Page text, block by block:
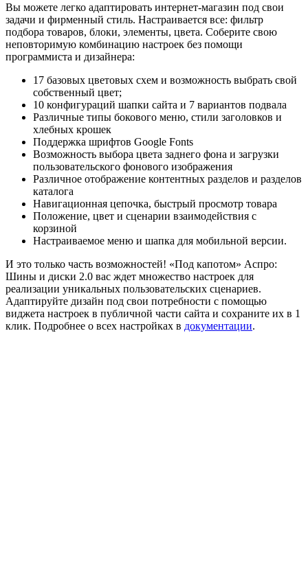
Вы можете легко адаптировать интернет-магазин под свои
задачи и фирменный стиль. Настраивается все: фильтр
подбора товаров, блоки, элементы, цвета. Соберите свою
неповторимую комбинацию настроек без помощи
программиста и дизайнера:
17 базовых цветовых схем и возможность выбрать свой
собственный цвет;
10 конфигураций шапки сайта и 7 вариантов подвала
Различные типы бокового меню, стили заголовков и
хлебных крошек
Поддержка шрифтов Google Fonts
Возможность выбора цвета заднего фона и загрузки
пользовательского фонового изображения
Различное отображение контентных разделов и разделов
каталога
Навигационная цепочка, быстрый просмотр товара
Положение, цвет и сценарии взаимодействия с
корзиной
Настраиваемое меню и шапка для мобильной версии.
И это только часть возможностей! «Под капотом» Аспро:
Шины и диски 2.0 вас ждет множество настроек для
реализации уникальных пользовательских сценариев.
Адаптируйте дизайн под свои потребности с помощью
виджета настроек в публичной части сайта и сохраните их в 1
клик. Подробнее о всех настройках в документации.